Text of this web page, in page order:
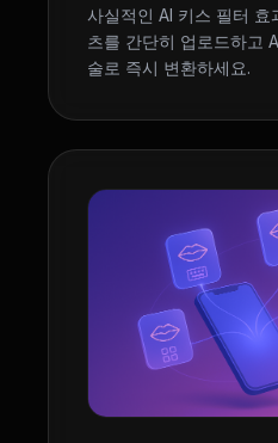
사실적인 AI 키스 필터 효
츠를 간단히 업로드하고
술로 즉시 변환하세요.